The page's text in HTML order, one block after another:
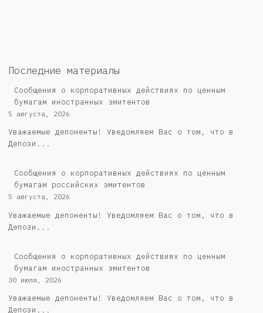
Последние материалы
Сообщения о корпоративных действиях по ценным
бумагам иностранных эмитентов
5 августа, 2026
Уважаемые депоненты! Уведомляем Вас о том, что в
Депози...
Cообщения о корпоративных действиях по ценным
бумагам российских эмитентов
5 августа, 2026
Уважаемые депоненты! Уведомляем Вас о том, что в
Депози...
Сообщения о корпоративных действиях по ценным
бумагам иностранных эмитентов
30 июля, 2026
Уважаемые депоненты! Уведомляем Вас о том, что в
Депози...